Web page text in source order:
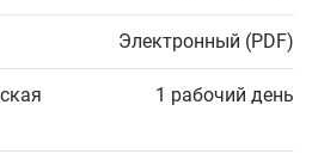
Электронный (PDF)
1 рабочий день